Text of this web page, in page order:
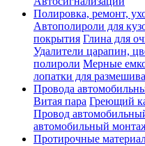
Полировка, ремонт,
Автополироли для
покрытия Глина для
Удалители царапин,
полироли Мерные
лопатки для
Провода
Витая пара Греющий
Провод
автомобильный
Протирочные